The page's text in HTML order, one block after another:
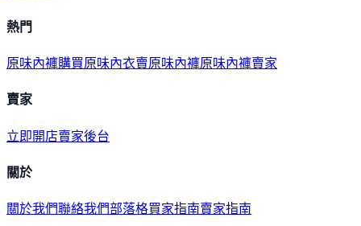
熱門
原味內褲購買原味內衣賣原味內褲原味內褲賣家
賣家
立即開店賣家後台
關於
關於我們聯絡我們部落格買家指南賣家指南